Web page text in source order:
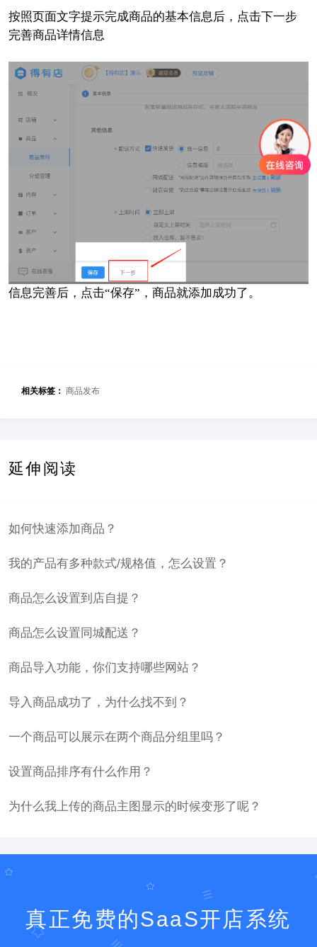
按照页面文字提示完成商品的基本信息后，点击下一步
完善商品详情信息
信息完善后，点击“保存”，商品就添加成功了。
相关标签： 商品发布
延伸阅读
如何快速添加商品？
我的产品有多种款式/规格值，怎么设置？
商品怎么设置到店自提？
商品怎么设置同城配送？
商品导入功能，你们支持哪些网站？
导入商品成功了，为什么找不到？
一个商品可以展示在两个商品分组里吗？
设置商品排序有什么作用？
为什么我上传的商品主图显示的时候变形了呢？
真正免费的SaaS开店系统